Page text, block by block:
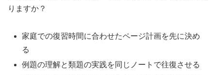
りますか？
家庭での復習時間に合わせたページ計画を先に決め
る
例題の理解と類題の実践を同じノートで往復させる